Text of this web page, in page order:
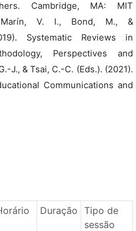
Cambridge, MA: MIT
Marín, V. I., Bond, M., &
Systematic Reviews in
Perspectives and
J., & Tsai, C.-C. (Eds.). (2021).
Communications and
Duração Tipo de
sessão